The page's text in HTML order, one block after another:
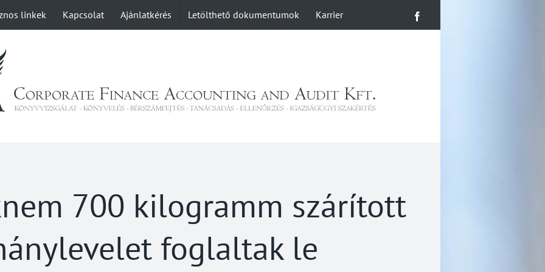
linkek Kapcsolat Ajánlatkérés Letölthető dokumentumok Karrier
700 kilogramm szárított
foglaltak le